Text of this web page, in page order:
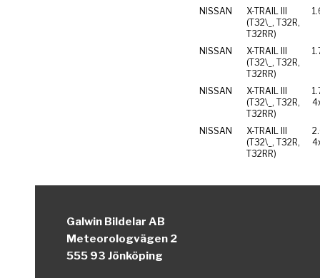
NISSAN
X-TRAIL III
(T32\_, T32R,
T32RR)
NISSAN
X-TRAIL III
(T32\_, T32R,
T32RR)
NISSAN
X-TRAIL III
(T32\_, T32R,
T32RR)
NISSAN
X-TRAIL III
(T32\_, T32R,
T32RR)
Galwin Bildelar AB
Meteorologvägen 2
555 93 Jönköping